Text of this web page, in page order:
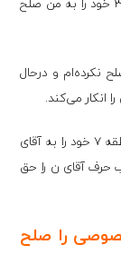
در دادگاه شکایت می‌کند که آقای ب آپارتمان منطقه ۳ خود را به من صلح
نکرده‌ام و درحال
انکار می‌کند.
در نهایت هر دو صلح می‌کنند که آقای ب آپارتمان منطقه ۷ خود را به آقای
حرف آقای ن را حق
را صلح